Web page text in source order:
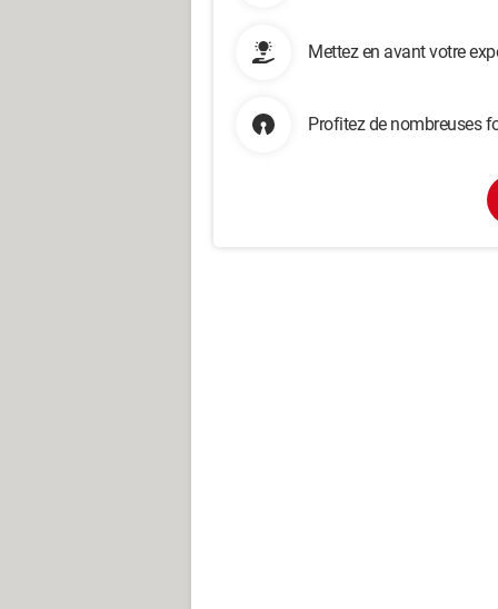
Mettez en avant votre
Profitez de nombreuses